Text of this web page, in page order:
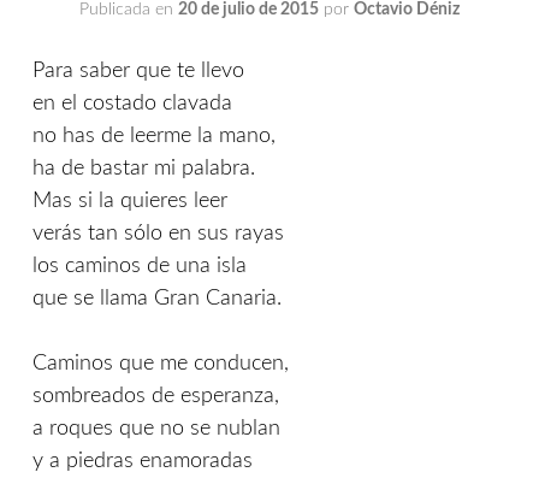
Publicada en 20 de julio de 2015 por Octavio Déniz
Para saber que te llevo
en el costado clavada
no has de leerme la mano,
ha de bastar mi palabra.
Mas si la quieres leer
verás tan sólo en sus rayas
los caminos de una isla
que se llama Gran Canaria.
Caminos que me conducen,
sombreados de esperanza,
a roques que no se nublan
y a piedras enamoradas